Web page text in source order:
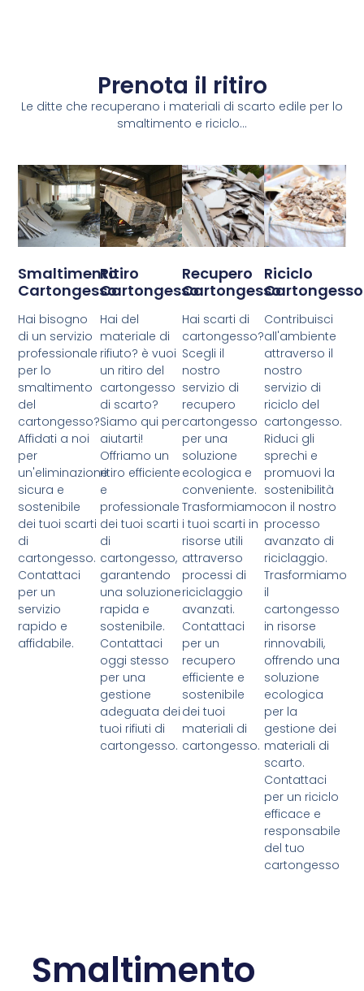
Prenota il ritiro
Le ditte che recuperano i materiali di scarto edile per lo
smaltimento e riciclo...
Smaltimento
Cartongesso
Hai bisogno
di un servizio
professionale
per lo
smaltimento
del
cartongesso?
Affidati a noi
per
un'eliminazione
sicura e
sostenibile
dei tuoi scarti
di
cartongesso.
Contattaci
per un
servizio
rapido e
affidabile.
Ritiro
Cartongesso
Hai del
materiale di
rifiuto? è vuoi
un ritiro del
cartongesso
di scarto?
Siamo qui per
aiutarti!
Offriamo un
ritiro efficiente
e
professionale
dei tuoi scarti
di
cartongesso,
garantendo
una soluzione
rapida e
sostenibile.
Contattaci
oggi stesso
per una
gestione
adeguata dei
tuoi rifiuti di
cartongesso.
Recupero
Cartongesso
Hai scarti di
cartongesso?
Scegli il
nostro
servizio di
recupero
cartongesso
per una
soluzione
ecologica e
conveniente.
Trasformiamo
i tuoi scarti in
risorse utili
attraverso
processi di
riciclaggio
avanzati.
Contattaci
per un
recupero
efficiente e
sostenibile
dei tuoi
materiali di
cartongesso.
Riciclo
Cartongesso
Contribuisci
all'ambiente
attraverso il
nostro
servizio di
riciclo del
cartongesso.
Riduci gli
sprechi e
promuovi la
sostenibilità
con il nostro
processo
avanzato di
riciclaggio.
Trasformiamo
il
cartongesso
in risorse
rinnovabili,
offrendo una
soluzione
ecologica
per la
gestione dei
materiali di
scarto.
Contattaci
per un riciclo
efficace e
responsabile
del tuo
cartongesso
Smaltimento